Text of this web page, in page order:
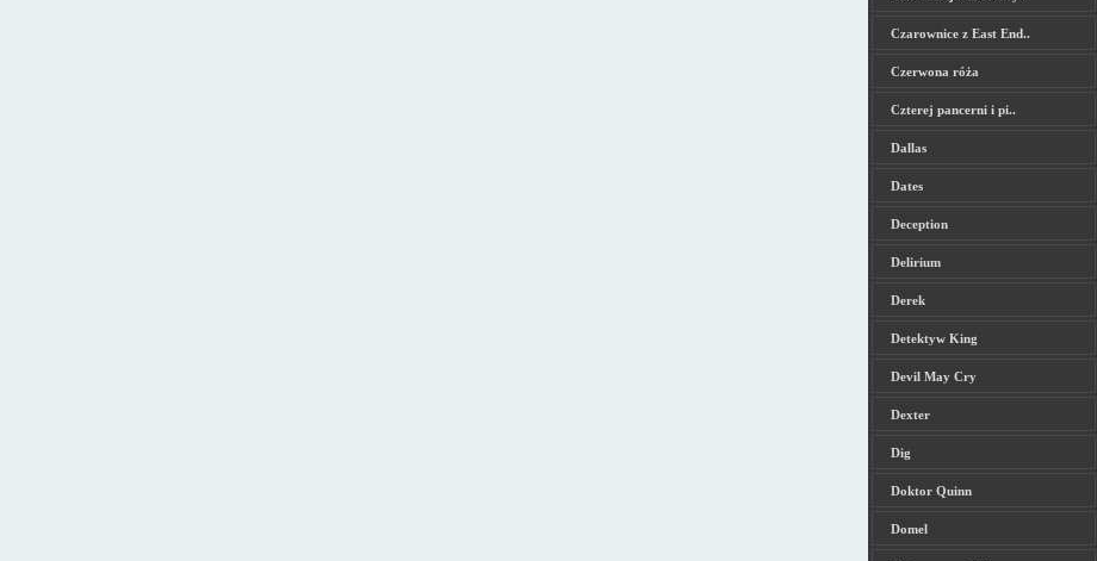
Czarownice z East End..
Czerwona róża
Czterej pancerni i pi..
Dallas
Dates
Deception
Delirium
Derek
Detektyw King
Devil May Cry
Dexter
Dig
Doktor Quinn
Domel